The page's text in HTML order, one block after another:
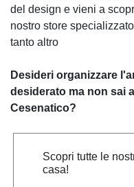
del design e vieni a
nostro store
tanto altro
Desideri organizzare
desiderato ma non sai
Cesenatico?
Scopri tutte le
casa!